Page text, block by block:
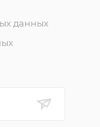
данных